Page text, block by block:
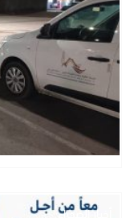
أخبار الصحراء